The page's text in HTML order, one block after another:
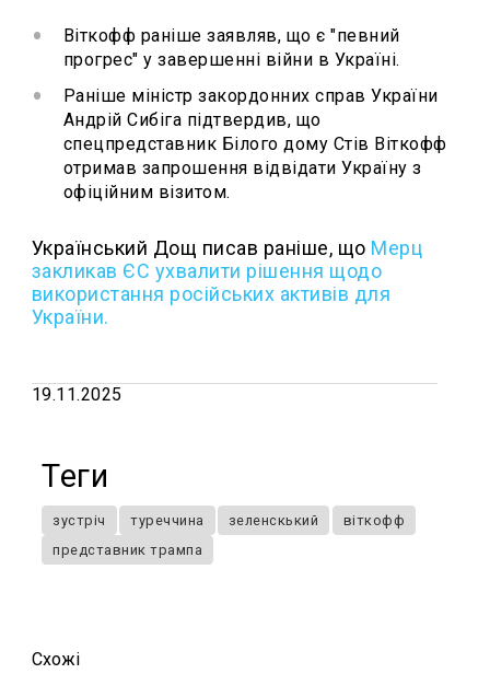
Віткофф раніше заявляв, що є "певний
прогрес" у завершенні війни в Україні.
Раніше міністр закордонних справ України
Андрій Сибіга підтвердив, що
спецпредставник Білого дому Стів Віткофф
отримав запрошення відвідати Україну з
офіційним візитом.
Український Дощ писав раніше, що Мерц
закликав ЄС ухвалити рішення щодо
використання російських активів для
України.
19.11.2025
Теги
зустріч туреччина зеленскький
віткофф
представник трампа
Схожi